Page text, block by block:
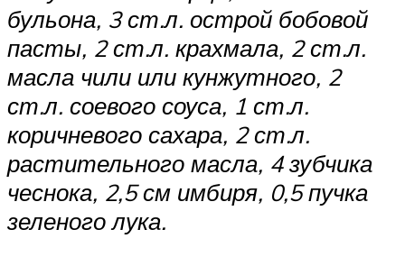
бульона, 3 ст.л. острой бобовой
пасты, 2 ст.л. крахмала, 2 ст.л.
масла чили или кунжутного, 2
ст.л. соевого соуса, 1 ст.л.
коричневого сахара, 2 ст.л.
растительного масла, 4 зубчика
чеснока, 2,5 см имбиря, 0,5 пучка
зеленого лука.